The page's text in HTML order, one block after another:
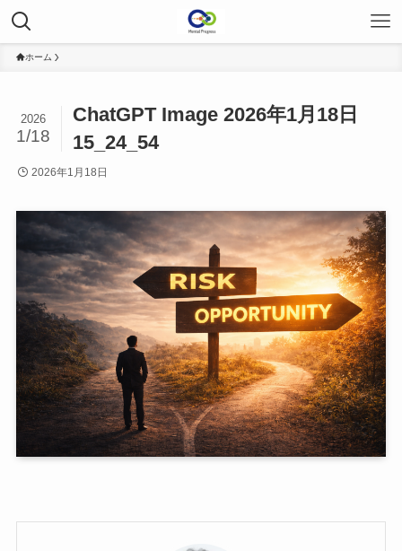
ホーム
ChatGPT Image 2026年1月18日
15_24_54
2026
1/18
2026年1月18日